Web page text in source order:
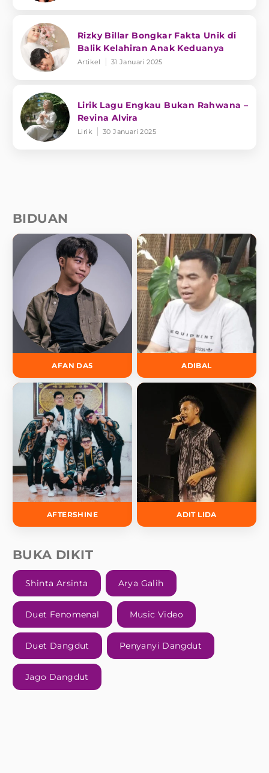
Rizky Billar Bongkar Fakta Unik di
Balik Kelahiran Anak Keduanya
Artikel 31 Januari 2025
Lirik Lagu Engkau Bukan Rahwana –
Revina Alvira
Lirik 30 Januari 2025
BIDUAN
AFAN DA5 ADIBAL
AFTERSHINE ADIT LIDA
BUKA DIKIT
Shinta Arsinta Arya Galih
Duet Fenomenal Music Video
Duet Dangdut Penyanyi Dangdut
Jago Dangdut